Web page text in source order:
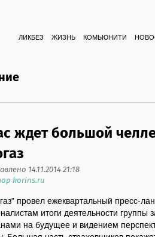
ЛИКБЕЗ ЖИЗНЬ КОМЬЮНИТИ
ждет большой
14.11.2014 21:18
korins.ru
провел ежеквартальный пресс-
итоги деятельности группы
на будущее и видением